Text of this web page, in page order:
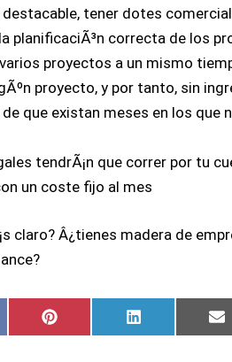
tener dotes
planificaciÃ³n correcta de los
proyectos a un mismo
proyecto, y por tanto, sin
que existan meses en los que
tendrÃ¡n que correr por tu
un coste fijo al mes
claro? Â¿tienes madera de
Compartir
en
Pinterest
Compartir
en
LinkedIn